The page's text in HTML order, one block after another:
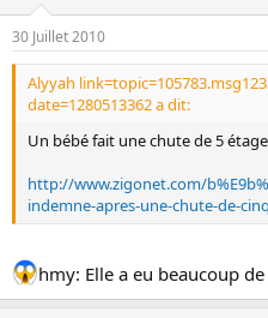
30 Juillet 2010
Alyyah
date=1280513362 a dit:
Un bébé fait une chute de 5
http://www.zigonet.com/
indemne-apres-une-chute-de-
hmy: Elle a eu beaucoup de